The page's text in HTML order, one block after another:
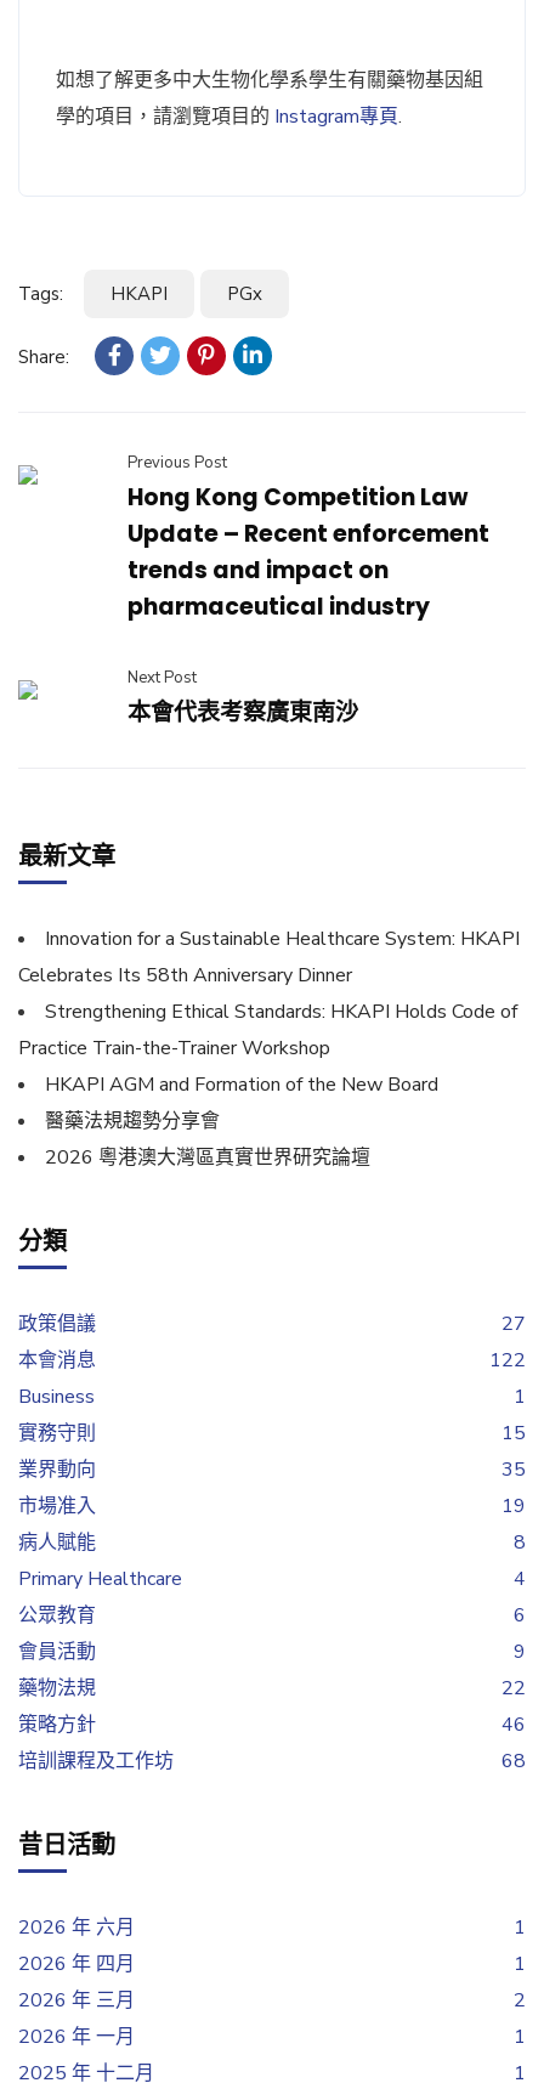
如想了解更多中大生物化學系學生有關藥物基因組
學的項目，請瀏覽項目的 Instagram專頁.
Tags: HKAPI PGx
Share:
Previous Post
Hong Kong Competition Law
Update – Recent enforcement
trends and impact on
pharmaceutical industry
Next Post
本會代表考察廣東南沙
最新文章
Innovation for a Sustainable Healthcare System: HKAPI
Celebrates Its 58th Anniversary Dinner
Strengthening Ethical Standards: HKAPI Holds Code of
Practice Train-the-Trainer Workshop
HKAPI AGM and Formation of the New Board
醫藥法規趨勢分享會
2026 粵港澳大灣區真實世界研究論壇
分類
政策倡議
27
本會消息
122
Business
1
實務守則
15
業界動向
35
市場准入
19
病人賦能
8
Primary Healthcare
4
公眾教育
6
會員活動
9
藥物法規
22
策略方針
46
培訓課程及工作坊
68
昔日活動
2026 年 六月
1
2026 年 四月
1
2026 年 三月
2
2026 年 一月
1
2025 年 十二月
1